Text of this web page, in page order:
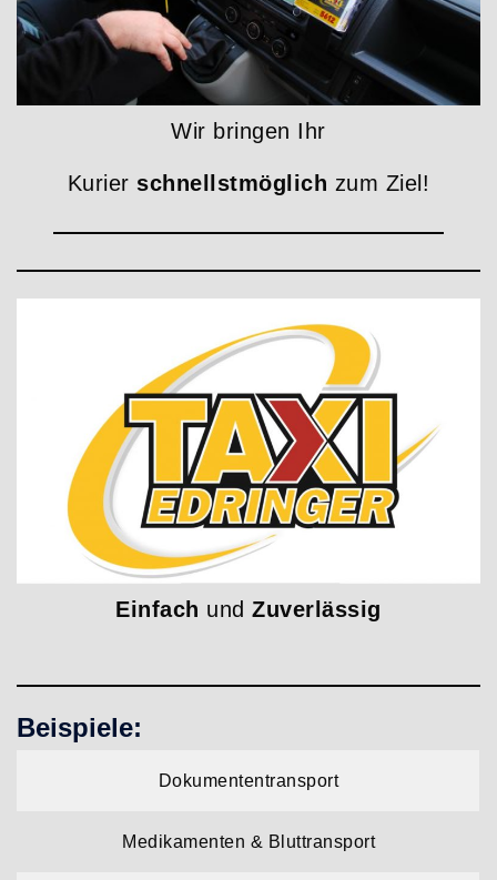
Wir bringen Ihr
Kurier schnellstmöglich zum Ziel!
Einfach undZuverlässig
Beispiele:
Dokumententransport
Medikamenten & Bluttransport